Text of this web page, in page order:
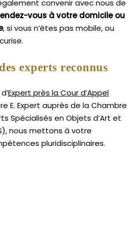
convenir avec nous de
vous à votre domicile ou
, si vous n’êtes pas mobile, ou
experts reconnus
Expert près la Cour d’Appel
E. Expert auprès de laChambre
Spécialisés en Objets d’Art et
nous mettons à votre
pluridisciplinaires.